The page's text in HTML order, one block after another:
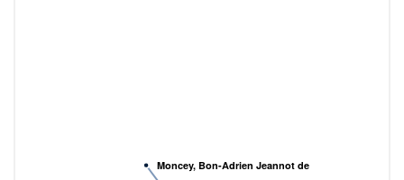
Moncey, Bon-Adrien Jeannot de